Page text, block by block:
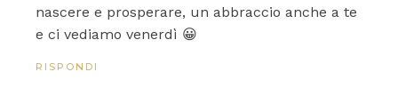
nascere e prosperare, un abbraccio anche a te
e ci vediamo venerdì 😀
RISPONDI